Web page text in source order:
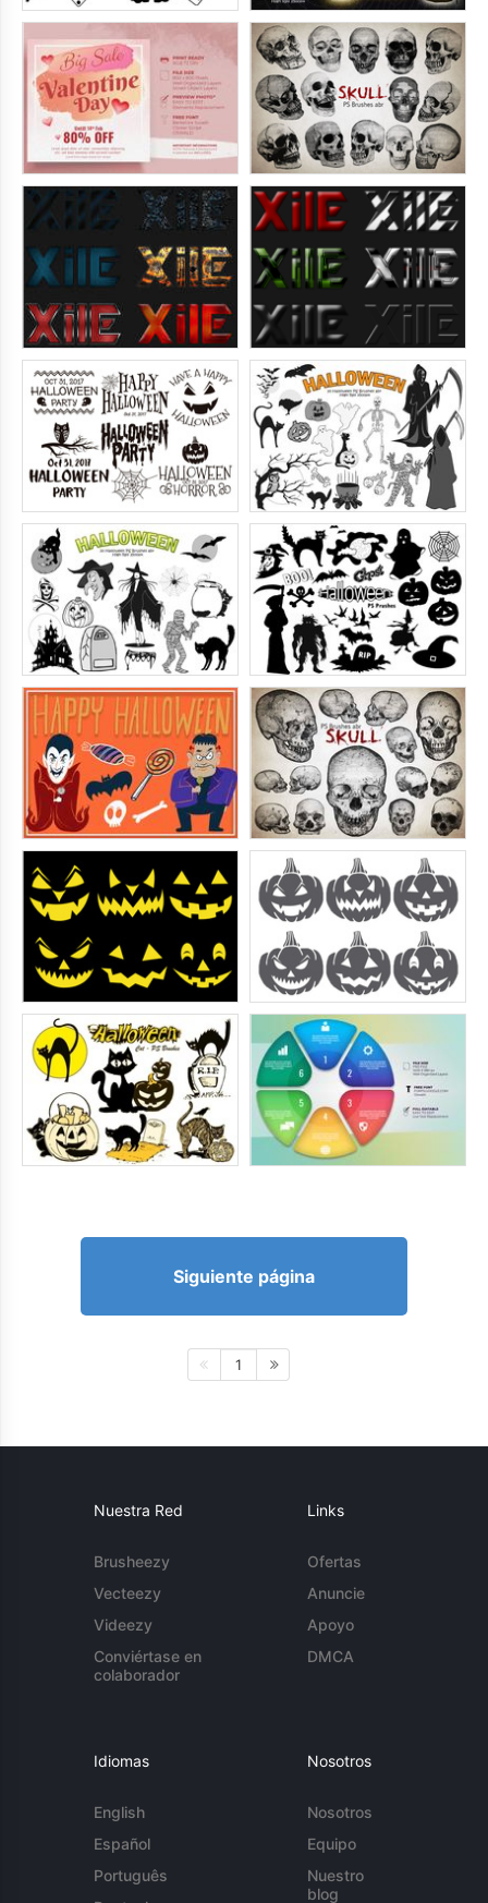
Siguiente página
1
Nuestra Red
Brusheezy
Vecteezy
Videezy
Conviértase en
colaborador
Links
Ofertas
Anuncie
Apoyo
DMCA
Idiomas
English
Español
Português
Nosotros
Nosotros
Equipo
Nuestro
blog